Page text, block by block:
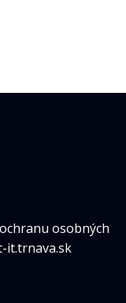
osobných
it.trnava.sk